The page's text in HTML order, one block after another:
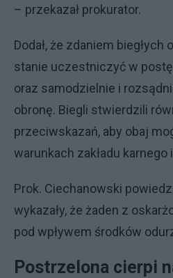
– przekazał prokurator.
Dodał, że zdaniem biegłych
stanie uczestniczyć w
oraz samodzielnie i
obronę. Biegli stwierdzili
przeciwskazań, aby obaj
warunkach zakładu
Prok. Ciechanowski
wykazały, że żaden z
pod wpływem środków
Postrzelona cierpi